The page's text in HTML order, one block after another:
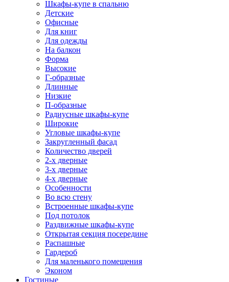
Шкафы-купе в спальню
Детские
Офисные
Для книг
Для одежды
На балкон
Форма
Высокие
Г-образные
Длинные
Низкие
П-образные
Радиусные шкафы-купе
Широкие
Угловые шкафы-купе
Закругленный фасад
Количество дверей
2-х дверные
3-х дверные
4-х дверные
Особенности
Во всю стену
Встроенные шкафы-купе
Под потолок
Раздвижные шкафы-купе
Открытая секция посередине
Распашные
Гардероб
Для маленького помещения
Эконом
Гостиные